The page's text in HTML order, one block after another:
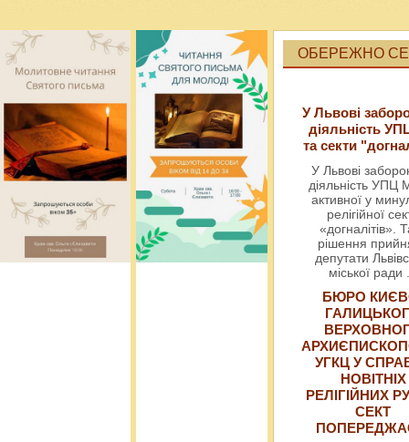
ОБЕРЕЖНО
У Львові
діяльність
та секти
У Львові
діяльність УПЦ
активної у
релігійної
«догналітів».
рішення
депутати
міської ради
БЮРО
УГКЦ У
НОВІТНІХ
РЕЛІГІЙНИХ
СЕКТ